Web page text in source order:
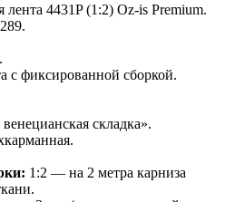
лента 4431P (1:2) Oz‑is Premium.
с фиксированной сборкой.
складка».
1:2 — на 2 метра карниза